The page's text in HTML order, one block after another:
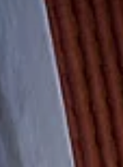
Come arrivare